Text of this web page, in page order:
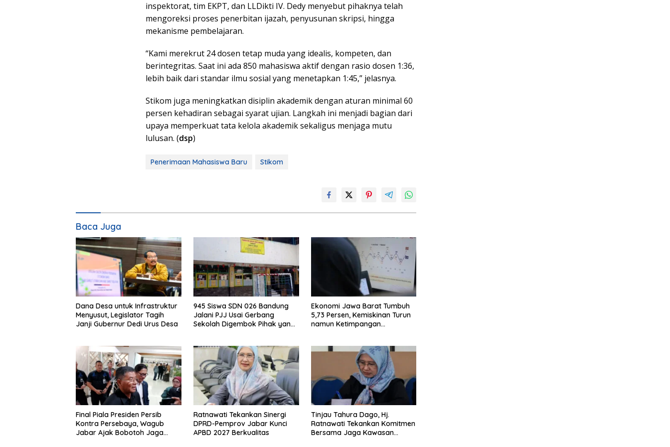
inspektorat, tim EKPT, dan LLDikti IV. Dedy menyebut pihaknya telah
mengoreksi proses penerbitan ijazah, penyusunan skripsi, hingga
mekanisme pembelajaran.
“Kami merekrut 24 dosen tetap muda yang idealis, kompeten, dan
berintegritas. Saat ini ada 850 mahasiswa aktif dengan rasio dosen 1:36,
lebih baik dari standar ilmu sosial yang menetapkan 1:45,” jelasnya.
Stikom juga meningkatkan disiplin akademik dengan aturan minimal 60
persen kehadiran sebagai syarat ujian. Langkah ini menjadi bagian dari
upaya memperkuat tata kelola akademik sekaligus menjaga mutu
lulusan. (dsp)
Penerimaan Mahasiswa Baru Stikom
Baca Juga
Dana Desa untuk Infrastruktur
Menyusut, Legislator Tagih
Janji Gubernur Dedi Urus Desa
945 Siswa SDN 026 Bandung
Jalani PJJ Usai Gerbang
Sekolah Digembok Pihak yang
Ekonomi Jawa Barat Tumbuh
5,73 Persen, Kemiskinan Turun
namun Ketimpangan
Final Piala Presiden Persib
Kontra Persebaya, Wagub
Jabar Ajak Bobotoh Jaga
Ratnawati Tekankan Sinergi
DPRD-Pemprov Jabar Kunci
APBD 2027 Berkualitas
Tinjau Tahura Dago, Hj.
Ratnawati Tekankan Komitmen
Bersama Jaga Kawasan